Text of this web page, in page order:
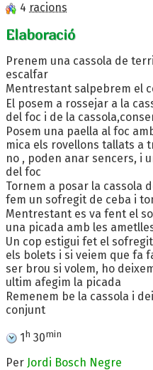
4 racions
Elaboració
Prenem una cassola de
escalfar
Mentrestant salpebrem el
El posem a rossejar a la
del foc i de la
Posem una paella al foc
mica els rovellons tallats a
no , poden anar sencers, i
del foc
Tornem a posar la cassola
fem un sofregit de ceba i
Mentrestant es va fent el
una picada amb les
Un cop estigui fet el
els bolets i si veiem que fa
ser brou si volem, ho
ultim afegim la picada
Remenem be la cassola i
conjunt
1h 30min
Per Jordi Bosch Negre